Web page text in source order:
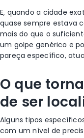
E, quando a cidade
quase sempre estava
mais do que o
um golpe genérico e
pareça específico,
O que
de ser
Alguns tipos
com um nível de